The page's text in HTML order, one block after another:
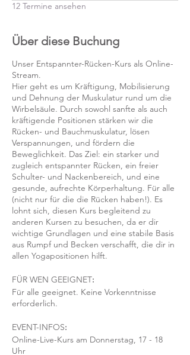
12 Termine ansehen
Über diese Buchung
Unser Entspannter-Rücken-Kurs als Online-
Stream.
Hier geht es um Kräftigung, Mobilisierung
und Dehnung der Muskulatur rund um die
Wirbelsäule. Durch sowohl sanfte als auch
kräftigende Positionen stärken wir die
Rücken- und Bauchmuskulatur, lösen
Verspannungen, und fördern die
Beweglichkeit. Das Ziel: ein starker und
zugleich entspannter Rücken, ein freier
Schulter- und Nackenbereich, und eine
gesunde, aufrechte Körperhaltung. Für alle
(nicht nur für die die Rücken haben!). Es
lohnt sich, diesen Kurs begleitend zu
anderen Kursen zu besuchen, da er dir
wichtige Grundlagen und eine stabile Basis
aus Rumpf und Becken verschafft, die dir in
allen Yogapositionen hilft.
FÜR WEN GEEIGNET:
Für alle geeignet. Keine Vorkenntnisse
erforderlich.
EVENT-INFOS:
Online-Live-Kurs am Donnerstag, 17 - 18
Uhr